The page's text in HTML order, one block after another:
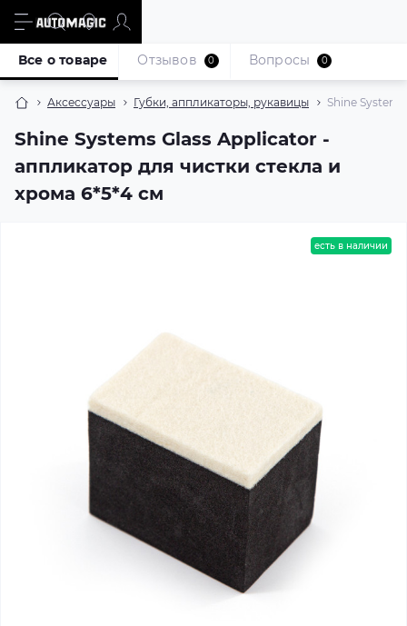
Аксессуары Губки, аппликаторы, рукавицы Shine
Shine Systems Glass Applicator -
аппликатор для чистки стекла и
хрома 6*5*4 см
Все о товаре Отзывов 0 Вопросы 0
есть в наличии